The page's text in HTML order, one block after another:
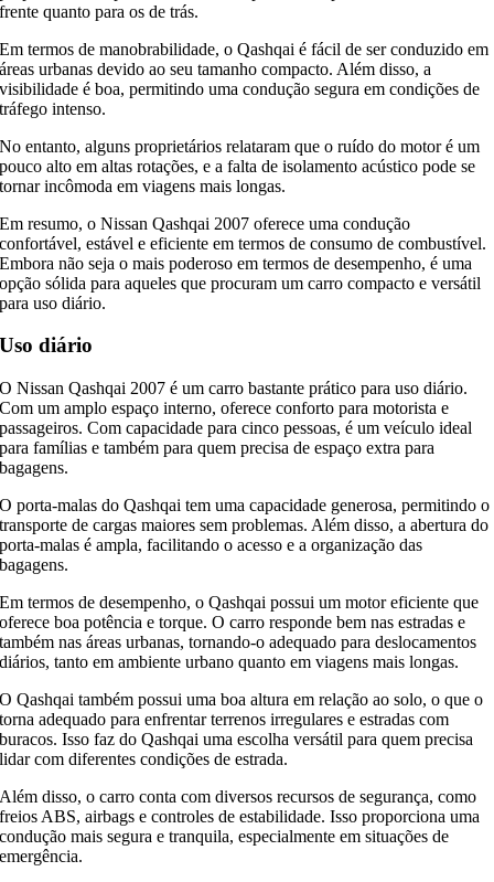
frente quanto para os de trás.
Em termos de manobrabilidade, o Qashqai é fácil de ser conduzido em
áreas urbanas devido ao seu tamanho compacto. Além disso, a
visibilidade é boa, permitindo uma condução segura em condições de
tráfego intenso.
No entanto, alguns proprietários relataram que o ruído do motor é um
pouco alto em altas rotações, e a falta de isolamento acústico pode se
tornar incômoda em viagens mais longas.
Em resumo, o Nissan Qashqai 2007 oferece uma condução
confortável, estável e eficiente em termos de consumo de combustível.
Embora não seja o mais poderoso em termos de desempenho, é uma
opção sólida para aqueles que procuram um carro compacto e versátil
para uso diário.
Uso diário
O Nissan Qashqai 2007 é um carro bastante prático para uso diário.
Com um amplo espaço interno, oferece conforto para motorista e
passageiros. Com capacidade para cinco pessoas, é um veículo ideal
para famílias e também para quem precisa de espaço extra para
bagagens.
O porta-malas do Qashqai tem uma capacidade generosa, permitindo o
transporte de cargas maiores sem problemas. Além disso, a abertura do
porta-malas é ampla, facilitando o acesso e a organização das
bagagens.
Em termos de desempenho, o Qashqai possui um motor eficiente que
oferece boa potência e torque. O carro responde bem nas estradas e
também nas áreas urbanas, tornando-o adequado para deslocamentos
diários, tanto em ambiente urbano quanto em viagens mais longas.
O Qashqai também possui uma boa altura em relação ao solo, o que o
torna adequado para enfrentar terrenos irregulares e estradas com
buracos. Isso faz do Qashqai uma escolha versátil para quem precisa
lidar com diferentes condições de estrada.
Além disso, o carro conta com diversos recursos de segurança, como
freios ABS, airbags e controles de estabilidade. Isso proporciona uma
condução mais segura e tranquila, especialmente em situações de
emergência.